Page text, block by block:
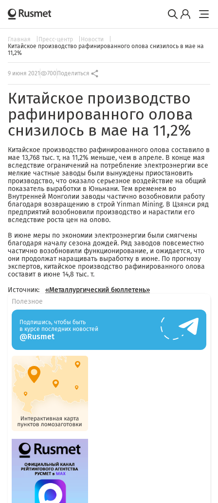
Главная Пресс-центр
Новости
Китайское производство рафинированного олова снизилось в мае на
11,2%
9 июня 2021 700 Поделиться
Китайское производство
рафинированного олова
снизилось в мае на 11,2%
Китайское производство рафинированного олова составило в
мае 13,768 тыс. т, на 11,2% меньше, чем в апреле. В конце мая
вследствие ограничений на потребление электроэнергии все
мелкие частные заводы были вынуждены приостановить
производство, что оказало серьезное воздействие на общий
показатель выработки в Юньнани. Тем временем во
Внутренней Монголии заводы частично возобновили работу
благодаря возвращению в строй Yinman Mining. В Цзянси ряд
предприятий возобновили производство и нарастили его
вследствие роста цен на олово.
В июне меры по экономии электроэнергии были смягчены
благодаря началу сезона дождей. Ряд заводов повсеместно
частично возобновили функционирование, и ожидается, что
они продолжат наращивать выработку в июне. По прогнозу
экспертов, китайское производство рафинированного олова
составит в июне 14,8 тыс. т.
Источник: «Металлургический бюллетень»
Полезное
Подпишись, чтобы быть
в курсе последних новостей
@Rusmet